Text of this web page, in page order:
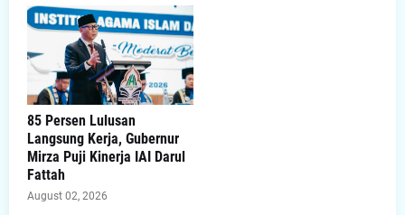
85 Persen Lulusan
Langsung Kerja, Gubernur
Mirza Puji Kinerja IAI Darul
Fattah
August 02, 2026